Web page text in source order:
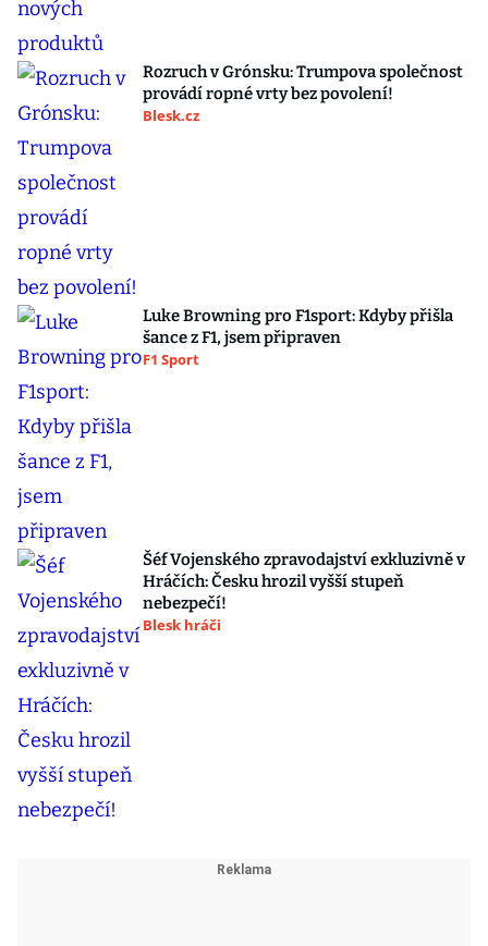
Rozruch v Grónsku: Trumpova společnost
provádí ropné vrty bez povolení!
Blesk.cz
Luke Browning pro F1sport: Kdyby přišla
šance z F1, jsem připraven
F1 Sport
Šéf Vojenského zpravodajství exkluzivně v
Hráčích: Česku hrozil vyšší stupeň
nebezpečí!
Blesk hráči